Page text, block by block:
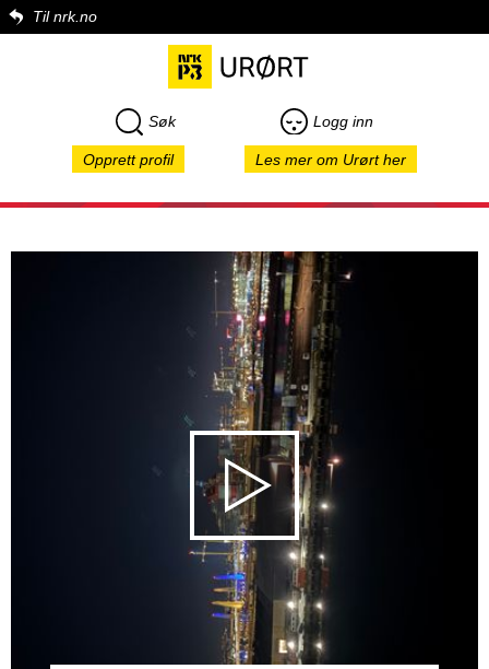
Til nrk.no
Søk Logg inn
Opprett profil Les mer om Urørt her